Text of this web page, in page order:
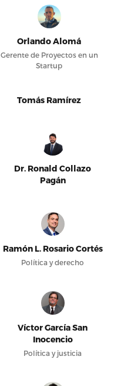
Orlando Alomá
Gerente de Proyectos en un
Startup
Tomás Ramírez
Dr. Ronald Collazo
Pagán
Ramón L. Rosario Cortés
Política y derecho
Víctor García San
Inocencio
Política y justicia